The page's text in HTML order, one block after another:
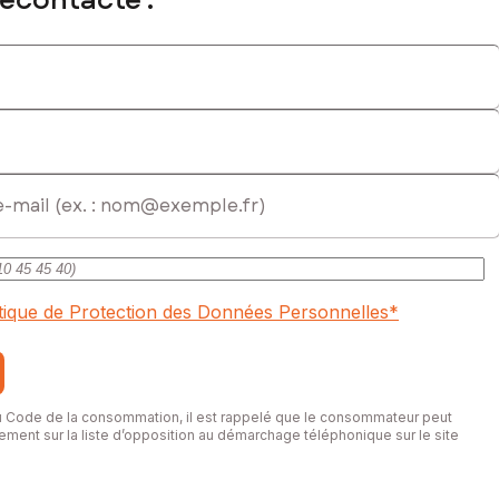
de Protection des Données Personnelles*
Code de la consommation, il est rappelé que le consommateur peut
sur la liste d’opposition au démarchage téléphonique sur le site